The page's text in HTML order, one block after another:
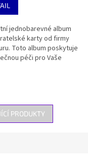
jednobarevné album
karty od firmy
Toto album poskytuje
péči pro Vaše
PRODUKTY